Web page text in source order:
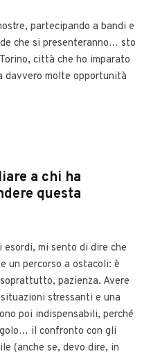
partecipando a bandi e
che si presenteranno… sto
città che ho imparato
davvero molte opportunità
a chi ha
questa
esordi, mi sento di dire che
un percorso a ostacoli: è
pazienza. Avere
stressanti e una
poi indispensabili, perché
il confronto con gli
(anche se, devo dire, in